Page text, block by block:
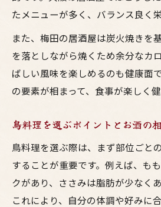
たメニューが多く、バランス良く
また、梅田の居酒屋は炭火焼きを
を落としながら焼くため余分なカ
ばしい風味を楽しめるのも健康面
の要素が相まって、食事が楽しく
鳥料理を選ぶポイントとお酒の
鳥料理を選ぶ際は、まず部位ごと
することが重要です。例えば、も
クがあり、ささみは脂肪が少なく
これにより、自分の体調や好みに